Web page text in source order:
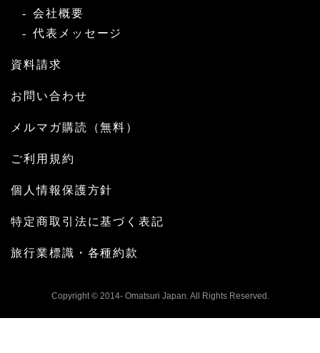
会社概要
代表メッセージ
資料請求
お問い合わせ
メルマガ購読（無料）
ご利用規約
個人情報保護方針
特定商取引法に基づく表記
旅行業標識・各種約款
Copyright © 2014- Omatsuri Japan. All Rights Reserved.